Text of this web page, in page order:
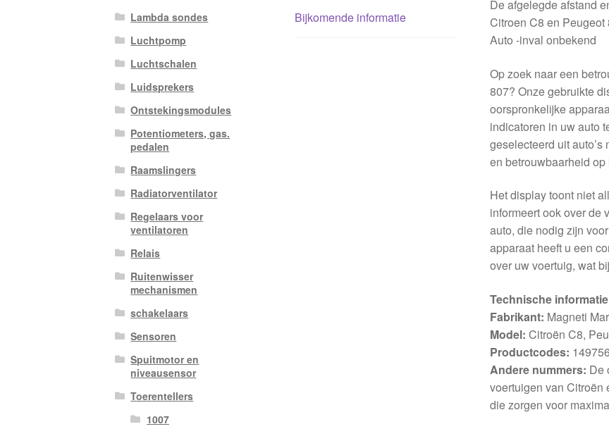
Bijkomende informatie
De afgelegde afstand
Citroen C8 en Peugeot
Auto -inval onbekend
Op zoek naar een
807? Onze gebruikte
oorspronkelijke
indicatoren in uw auto
geselecteerd uit
en betrouwbaarheid op
Het display toont niet
informeert ook over de
auto, die nodig zijn
apparaat heeft u een
over uw voertuig, wat
Technische
Fabrikant: Magneti
Model:Citroën C8,
Productcodes:
Andere nummers: De
voertuigen van Citroën
die zorgen voor
Lambda sondes
Luchtpomp
Luchtschalen
Luidsprekers
Ontstekingsmodules
Potentiometers, gas.
pedalen
Raamslingers
Radiatorventilator
Regelaars voor
ventilatoren
Relais
Ruitenwisser
mechanismen
schakelaars
Sensoren
Spuitmotor en
niveausensor
Toerentellers
1007